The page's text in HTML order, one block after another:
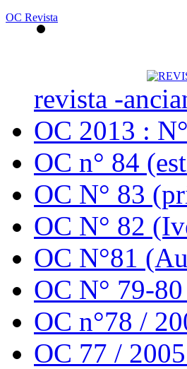
OC Revista
revista -
OC 2013 :
OC n° 84
OC N° 83
OC N° 82
OC N°81
OC N° 79-
OC n°78 /
OC 77 /